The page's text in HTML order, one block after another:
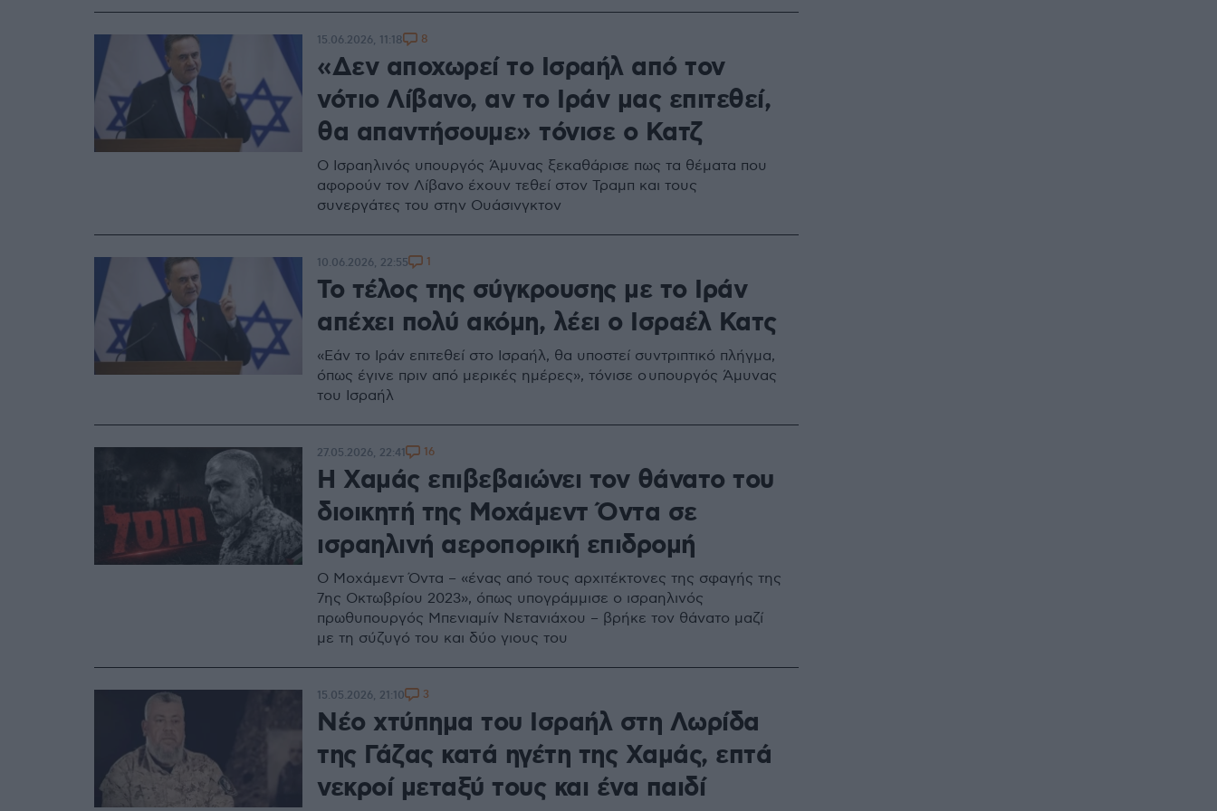
«Δεν αποχωρεί το Ισραήλ από τον
νότιο Λίβανο, αν το Ιράν μας επιτεθεί,
θα απαντήσουμε» τόνισε ο Κατζ
Ο Ισραηλινός υπουργός Άμυνας ξεκαθάρισε πως τα θέματα που
αφορούν τον Λίβανο έχουν τεθεί στον Τραμπ και τους
συνεργάτες του στην Ουάσινγκτον
15.06.2026, 11:18 8
Το τέλος της σύγκρουσης με το Ιράν
απέχει πολύ ακόμη, λέει ο Ισραέλ Κατς
«Εάν το Ιράν επιτεθεί στο Ισραήλ, θα υποστεί συντριπτικό πλήγμα,
όπως έγινε πριν από μερικές ημέρες», τόνισε ο υπουργός Άμυνας
του Ισραήλ
10.06.2026, 22:55 1
Η Χαμάς επιβεβαιώνει τον θάνατο του
διοικητή της Μοχάμεντ Όντα σε
ισραηλινή αεροπορική επιδρομή
Ο Μοχάμεντ Όντα – «ένας από τους αρχιτέκτονες της σφαγής της
7ης Οκτωβρίου 2023», όπως υπογράμμισε ο ισραηλινός
πρωθυπουργός Μπενιαμίν Νετανιάχου – βρήκε τον θάνατο μαζί
με τη σύζυγό του και δύο γιους του
27.05.2026, 22:41 16
Νέο χτύπημα του Ισραήλ στη Λωρίδα
της Γάζας κατά ηγέτη της Χαμάς, επτά
νεκροί μεταξύ τους και ένα παιδί
15.05.2026, 21:10 3